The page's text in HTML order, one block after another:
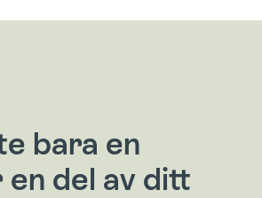
bara en
en del av ditt